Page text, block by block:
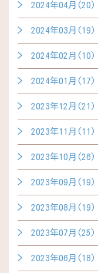
2024年04月(20)
2024年03月(19)
2024年02月(10)
2024年01月(17)
2023年12月(21)
2023年11月(11)
2023年10月(26)
2023年09月(19)
2023年08月(19)
2023年07月(25)
2023年06月(18)